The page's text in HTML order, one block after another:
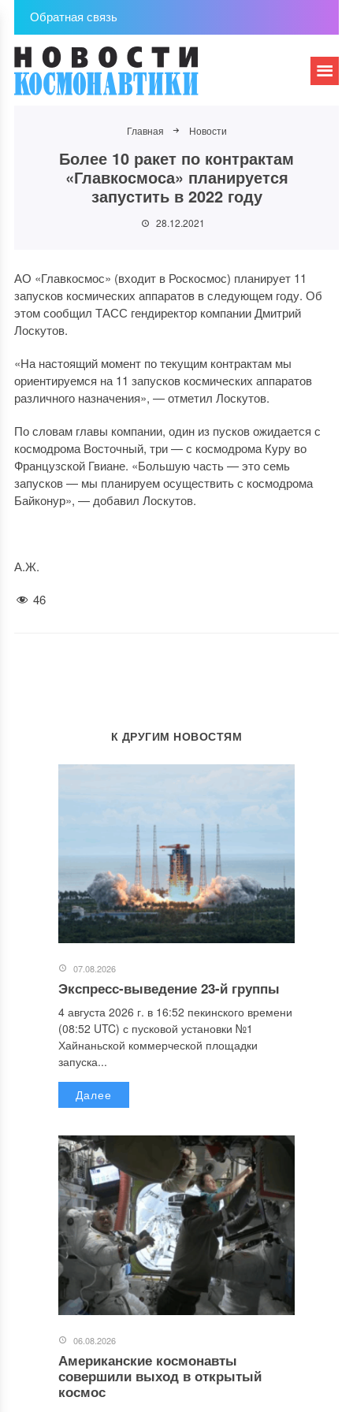
Обратная связь
Главная Новости
Более 10 ракет по контрактам
«Главкосмоса» планируется
запустить в 2022 году
28.12.2021
АО «Главкосмос» (входит в Роскосмос) планирует 11
запусков космических аппаратов в следующем году. Об
этом сообщил ТАСС гендиректор компании Дмитрий
Лоскутов.
«На настоящий момент по текущим контрактам мы
ориентируемся на 11 запусков космических аппаратов
различного назначения», — отметил Лоскутов.
По словам главы компании, один из пусков ожидается с
космодрома Восточный, три — с космодрома Куру во
Французской Гвиане. «Большую часть — это семь
запусков — мы планируем осуществить с космодрома
Байконур», — добавил Лоскутов.
А.Ж.
46
К ДРУГИМ НОВОСТЯМ
07.08.2026
Экспресс-выведение 23-й группы
4 августа 2026 г. в 16:52 пекинского времени
(08:52 UTC) с пусковой установки №1
Хайнаньской коммерческой площадки
запуска...
Далее
06.08.2026
Американские космонавты
совершили выход в открытый
космос